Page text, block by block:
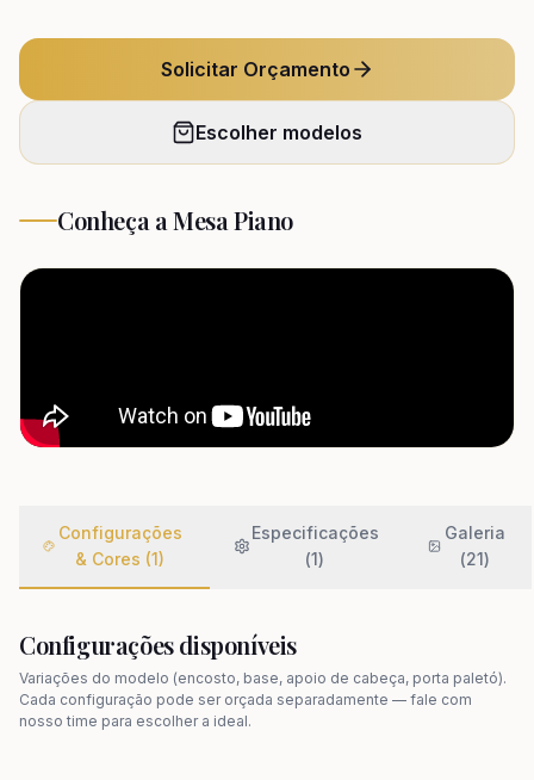
Solicitar Orçamento
Escolher modelos
Conheça a Mesa Piano
Configurações
& Cores (1)
Especificações
(1)
Galeria
(21)
Configurações disponíveis
Variações do modelo (encosto, base, apoio de cabeça, porta paletó).
Cada configuração pode ser orçada separadamente — fale com
nosso time para escolher a ideal.